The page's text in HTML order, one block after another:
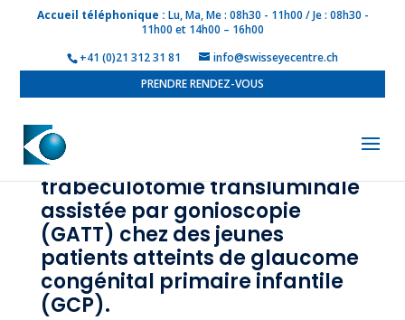
Accueil téléphonique : Lu, Ma, Me : 08h30 - 11h00 / Je : 08h30 -
11h00 et 14h00 – 16h00
+41 (0)21 312 31 81
info@swisseyecentre.ch
PRENDRE RENDEZ-VOUS
Notre expérience de la
trabéculotomie transluminale
assistée par gonioscopie
(GATT) chez des jeunes
patients atteints de glaucome
congénital primaire infantile
(GCP).